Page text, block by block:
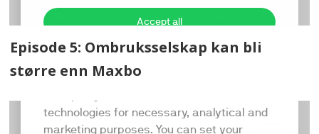
Episode 5: Ombruksselskap kan bli
større enn Maxbo